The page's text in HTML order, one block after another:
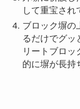
して重宝され
ブロック塀の
るだけでグッ
リートブロ
的に塀が長持